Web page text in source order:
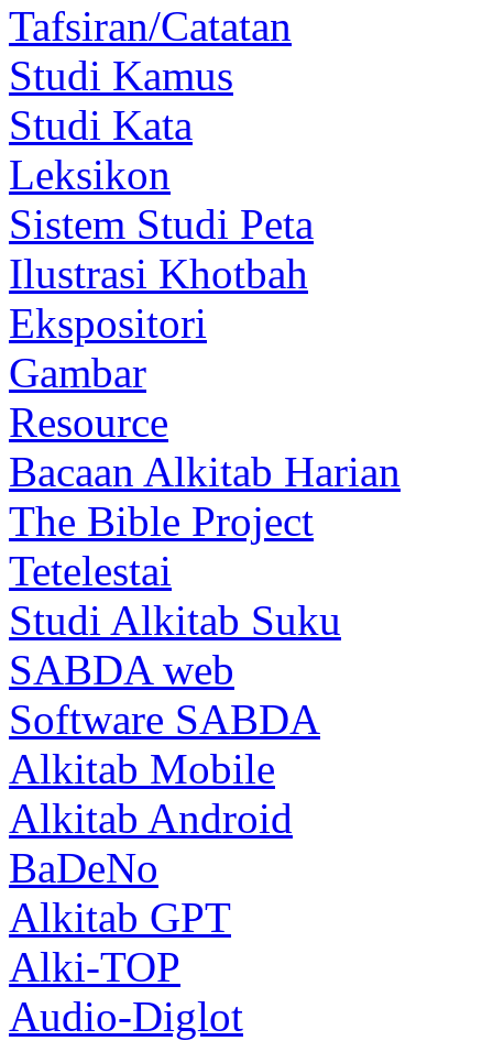
Tafsiran/Catatan
Studi Kamus
Studi Kata
Leksikon
Sistem Studi Peta
Ilustrasi Khotbah
Ekspositori
Gambar
Resource
Bacaan Alkitab Harian
The Bible Project
Tetelestai
Studi Alkitab Suku
SABDA web
Software SABDA
Alkitab Mobile
Alkitab Android
BaDeNo
Alkitab GPT
Alki-TOP
Audio-Diglot